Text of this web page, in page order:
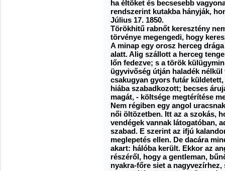
ha éltöket és becsesebb
rendszerint kutakba hányják,
Július 17. 1850.
Törökhitű rabnőt keresztény
törvénye megengedi, hogy
A minap egy orosz herceg
alatt. Alig szállott a herceg
lőn fedezve; s a török
ügyvivőség útján haladék
csakugyan gyors futár
hiába szabadkozott; becses
magát, - költsége megtérítése
Nem régiben egy angol
női öltözetben. Itt az a szokás,
vendégek vannak látogatóban,
szabad. E szerint az ifjú
meglepetés ellen. De dacára
akart: hálóba került. Ekkor az
részéről, hogy a gentleman,
nyakra-főre siet a